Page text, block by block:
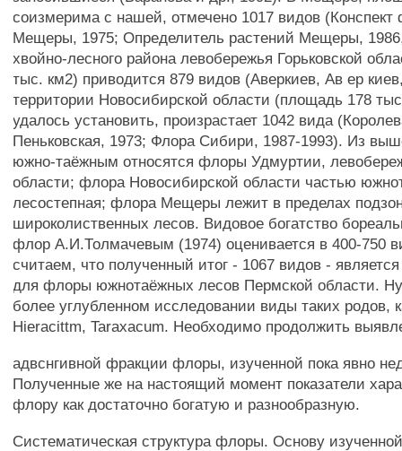
соизмерима с нашей, отмечено 1017 видов (Конспект
Мещеры, 1975; Определитель растений Мещеры,
хвойно-лесного района левобережья Горьковской
тыс. км2) приводится 879 видов (Аверкиев, Ав ер
территории Новосибирской области (площадь 178
удалось установить, произрастает 1042 вида
Пеньковская, 1973; Флора Сибири, 1987-1993). Из
южно-таёжным относятся флоры Удмуртии,
области; флора Новосибирской области частью
лесостепная; флора Мещеры лежит в пределах
широколиственных лесов. Видовое богатство
флор А.И.Толмачевым (1974) оценивается в 400-750
считаем, что полученный итог - 1067 видов -
для флоры южнотаёжных лесов Пермской области.
более углубленном исследовании виды таких родов,
Hieracittm, Taraxacum. Необходимо продолжить
адвснгивной фракции флоры, изученной пока явно
Полученные же на настоящий момент показатели
флору как достаточно богатую и разнообразную.
Систематическая структура флоры. Основу